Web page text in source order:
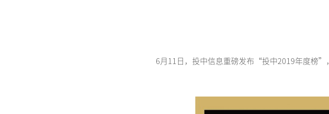
6月11日，投中信息重磅发布“投中2019年度榜”，